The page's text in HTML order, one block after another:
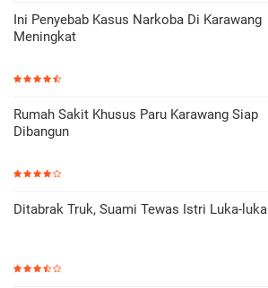
Ini Penyebab Kasus Narkoba Di Karawang
Meningkat
Rumah Sakit Khusus Paru Karawang Siap
Dibangun
Ditabrak Truk, Suami Tewas Istri Luka-luka